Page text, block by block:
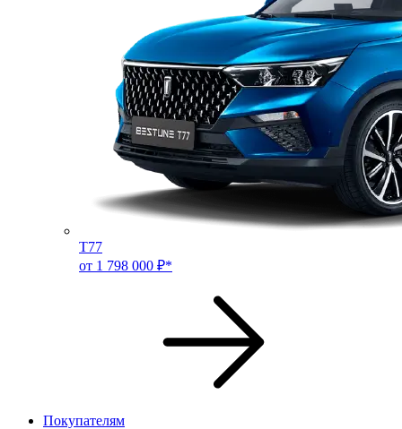
T77
от 1 798 000 ₽*
Покупателям